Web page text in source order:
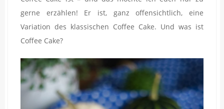
gerne erzählen! Er ist, ganz offensichtlich, eine
Variation des klassischen Coffee Cake. Und was ist
Coffee Cake?